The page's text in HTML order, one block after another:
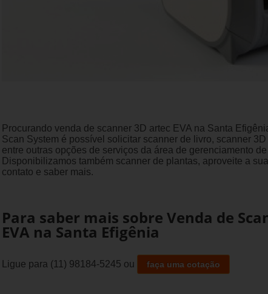
Procurando venda de scanner 3D artec EVA na Santa
Scan System é possível solicitar scanner de livro, scanner
entre outras opções de serviços da área de gerenciamento
Disponibilizamos também scanner de plantas, aproveite a
contato e saber mais.
Para saber mais sobre Venda de
EVA na Santa Efigênia
Ligue para (11) 98184-5245 ou faça uma cotação